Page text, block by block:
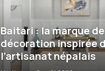
Baitari : la marque de
décoration inspirée
l’artisanat népalais